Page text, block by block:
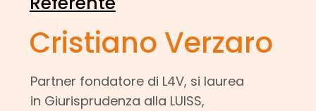
Cristiano Verzaro
Partner fondatore di L4V, si laurea
in Giurisprudenza alla LUISS,